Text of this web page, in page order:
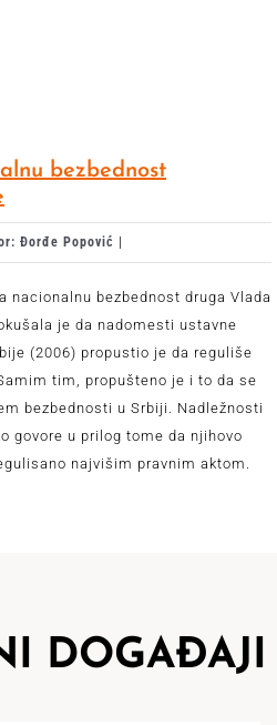
bezbednost
Đorđe Popović |
nacionalnu bezbednost druga Vlada
je da nadomesti ustavne
(2006) propustio je da reguliše
tim, propušteno je i to da se
bezbednosti u Srbiji. Nadležnosti
govore u prilog tome da njihovo
najvišim pravnim aktom.
DOGAĐAJI